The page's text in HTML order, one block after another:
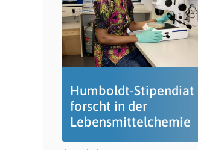
Humboldt-Stipendiat
forscht in der
Lebensmittelchemie